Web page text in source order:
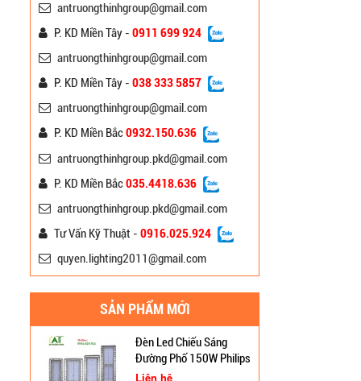
antruongthinhgroup@gmail.com
P. KD Miền Tây - 0911 699 924
antruongthinhgroup@gmail.com
P. KD Miền Tây - 038 333 5857
antruongthinhgroup@gmail.com
P. KD Miền Bắc0932.150.636
antruongthinhgroup.pkd@gmail.com
P. KD Miền Bắc035.4418.636
antruongthinhgroup.pkd@gmail.com
Tư Vấn Kỹ Thuật - 0916.025.924
quyen.lighting2011@gmail.com
SẢN PHẨM MỚI
Cột Đèn Đế Gang Trang
Trí ATT
Liên hệ
Kẽm ATT-10m
Liên hệ
Đèn Đường Chiếu Sáng
Cao Áp A-Onyx
Liên hệ
Đèn Pha Led Đường Phố
150W Mắt Lồi
Liên hệ
Đèn Led Chiếu Sáng
Đường Phố 150W Philips
DLed 277
Liên hệ